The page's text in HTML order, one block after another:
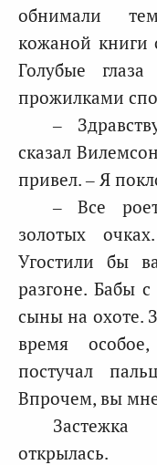
обнимали
кожаной книги
Голубые
прожилками
–
сказал
привел. – Я
– Все
золотых
Угостили бы
разгоне. Бабы
сыны на охоте.
время
постучал
Впрочем, вы
открылась.